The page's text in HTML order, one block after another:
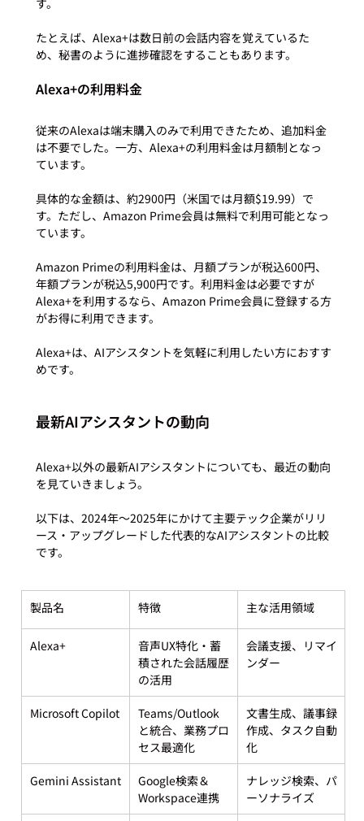
たとえば、Alexa+は数日前の会話内容を覚えているた
Alexa+の利用料金
従来のAlexaは端末購入のみで利用できたため、追加料金
は不要でした。一方、Alexa+の利用料金は月額制となっ
ています。
具体的な金額は、約2900円（米国では月額$19.99）で
す。ただし、Amazon Prime会員は無料で利用可能となっ
ています。
Amazon Primeの利用料金は、月額プランが税込600円、
年額プランが税込5,900円です。利用料金は必要ですが
Alexa+を利用するなら、Amazon Prime会員に登録する方
がお得に利用できます。
Alexa+は、AIアシスタントを気軽に利用したい方におすす
最新AIアシスタントの動向
Alexa+以外の最新AIアシスタントについても、最近の動向
を見ていきましょう。
以下は、2024年〜2025年にかけて主要テック企業がリリ
ース・アップグレードした代表的なAIアシスタントの比較
製品名 特徴 主な活用領域
Alexa+
音声UX特化・蓄
積された会話履歴
の活用
会議支援、リマイ
ンダー
Microsoft Copilot
Teams/Outlook
と統合、業務プロ
セス最適化
文書生成、議事録
作成、タスク自動
化
Gemini Assistant
Google検索＆
Workspace連携
ナレッジ検索、パ
ーソナライズ